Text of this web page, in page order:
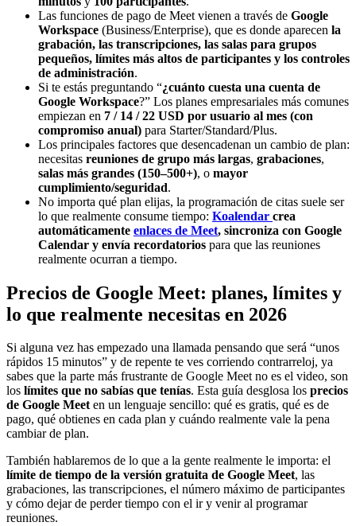
Las funciones de pago de Meet vienen a través de Google
Workspace (Business/Enterprise), que es donde aparecen la
grabación, las transcripciones, las salas para grupos
pequeños, límites más altos de participantes y los controles
de administración.
Si te estás preguntando “¿cuánto cuesta una cuenta de
Google Workspace?” Los planes empresariales más comunes
empiezan en 7 / 14 / 22 USD por usuario al mes (con
compromiso anual) para Starter/Standard/Plus.
Los principales factores que desencadenan un cambio de plan:
necesitas reuniones de grupo más largas, grabaciones,
salas más grandes (150–500+), o mayor
cumplimiento/seguridad.
No importa qué plan elijas, la programación de citas suele ser
lo que realmente consume tiempo: Koalendar crea
automáticamente enlaces de Meet, sincroniza con Google
Calendar y envía recordatorios para que las reuniones
realmente ocurran a tiempo.
Precios de Google Meet: planes, límites y
lo que realmente necesitas en 2026
Si alguna vez has empezado una llamada pensando que será “unos
rápidos 15 minutos” y de repente te ves corriendo contrarreloj, ya
sabes que la parte más frustrante de Google Meet no es el video, son
los límites que no sabías que tenías. Esta guía desglosa los precios
de Google Meeten un lenguaje sencillo: qué es gratis, qué es de
pago, qué obtienes en cada plan y cuándo realmente vale la pena
cambiar de plan.
También hablaremos de lo que a la gente realmente le importa: el
límite de tiempo de la versión gratuita de Google Meet, las
grabaciones, las transcripciones, el número máximo de participantes
y cómo dejar de perder tiempo con el ir y venir al programar
reuniones.